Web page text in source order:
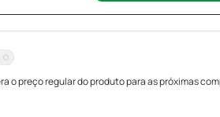
o preço regular do produto para as próximas